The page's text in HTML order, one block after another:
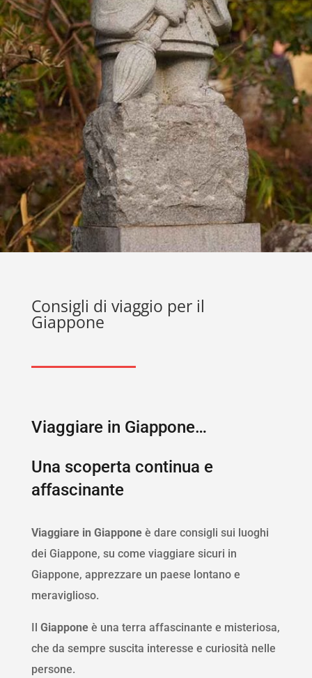
Consigli di viaggio per il
Giappone
Viaggiare in Giappone…
Una scoperta continua e
affascinante
Viaggiare in Giappone è dare consigli sui luoghi
dei Giappone, su come viaggiare sicuri in
Giappone, apprezzare un paese lontano e
meraviglioso.
Il Giapponeè una terra affascinante e misteriosa,
che da sempre suscita interesse e curiosità nelle
persone.